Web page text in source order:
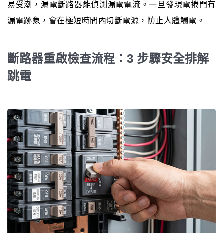
易受潮，漏電斷路器能偵測漏電電流。一旦發現電捲門有
漏電跡象，會在極短時間內切斷電源，防止人體觸電。
斷路器重啟檢查流程：3 步驟安全排解
跳電